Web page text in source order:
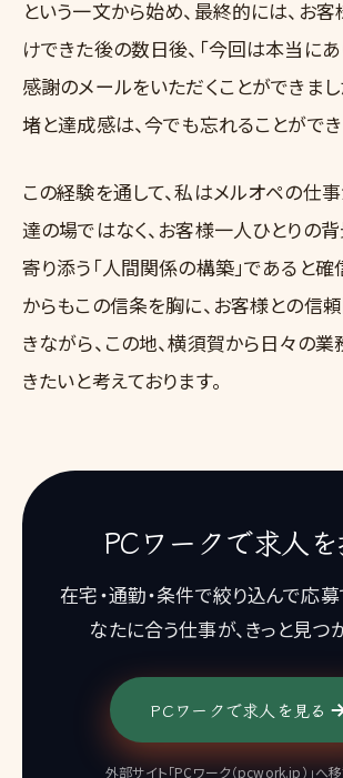
という一文から始め、最終的には、お
けできた後の数日後、「今回は本当にあ
感謝のメールをいただくことができま
堵と達成感は、今でも忘れることができ
この経験を通して、私はメルオペの仕
達の場ではなく、お客様一人ひとりの
寄り添う「人間関係の構築」であると確
からもこの信条を胸に、お客様との信
きながら、この地、横須賀から日々の
きたいと考えております。
PCワークで求人
在宅・通勤・条件で絞り込んで応募
なたに合う仕事が、きっと見つ
PCワークで求人を見る
外部サイト「PCワーク（pcwork.jp）」へ